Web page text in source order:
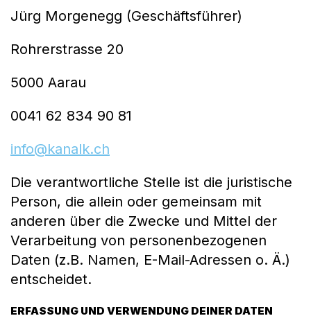
Jürg Morgenegg (Geschäftsführer)
Rohrerstrasse 20
5000 Aarau
0041 62 834 90 81
info@kanalk.ch
Die verantwortliche Stelle ist die juristische
Person, die allein oder gemeinsam mit
anderen über die Zwecke und Mittel der
Verarbeitung von personenbezogenen
Daten (z.B. Namen, E-Mail-Adressen o. Ä.)
entscheidet.
ERFASSUNG UND VERWENDUNG DEINER DATEN